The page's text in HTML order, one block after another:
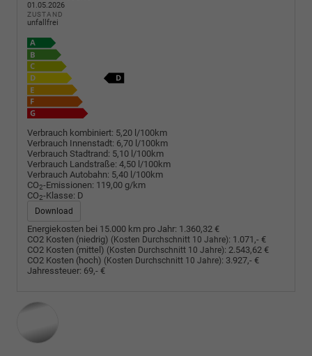
01.05.2026
ZUSTAND
unfallfrei
Verbrauch kombiniert: 5,20 l/100km
Verbrauch Innenstadt: 6,70 l/100km
Verbrauch Stadtrand: 5,10 l/100km
Verbrauch Landstraße: 4,50 l/100km
Verbrauch Autobahn: 5,40 l/100km
CO2-Emissionen: 119,00 g/km
CO2-Klasse: D
Download
Energiekosten bei 15.000 km pro Jahr: 1.360,32 €
CO2 Kosten (niedrig) (Kosten Durchschnitt 10 Jahre): 1.071,- €
CO2 Kosten (mittel) (Kosten Durchschnitt 10 Jahre): 2.543,62 €
CO2 Kosten (hoch) (Kosten Durchschnitt 10 Jahre): 3.927,- €
Jahressteuer: 69,- €